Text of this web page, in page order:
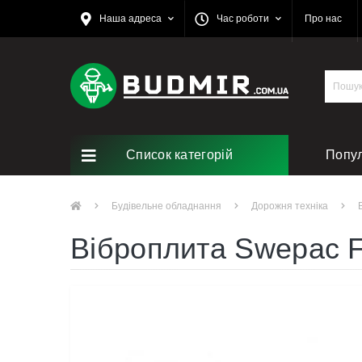
Наша адреса Час роботи Про нас
Список категорій
Будівельне обладнання Дорожня техніка
Віброплита Swepac